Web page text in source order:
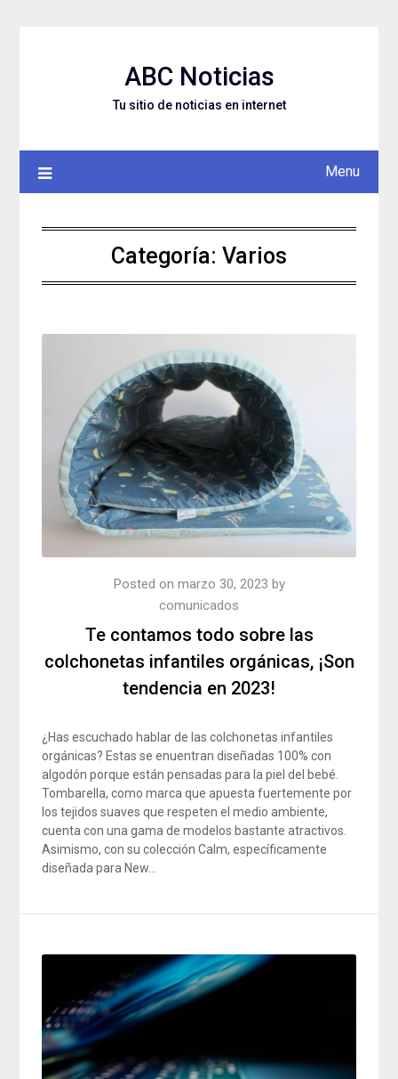
ABC Noticias
Tu sitio de noticias en internet
Menu
Categoría: Varios
Te contamos todo sobre las
colchonetas infantiles orgánicas, ¡Son
tendencia en 2023!
Posted on marzo 30, 2023 by
comunicados
¿Has escuchado hablar de las colchonetas infantiles
orgánicas? Estas se enuentran diseñadas 100% con
algodón porque están pensadas para la piel del bebé.
Tombarella, como marca que apuesta fuertemente por
los tejidos suaves que respeten el medio ambiente,
cuenta con una gama de modelos bastante atractivos.
Asimismo, con su colección Calm, específicamente
diseñada para New…